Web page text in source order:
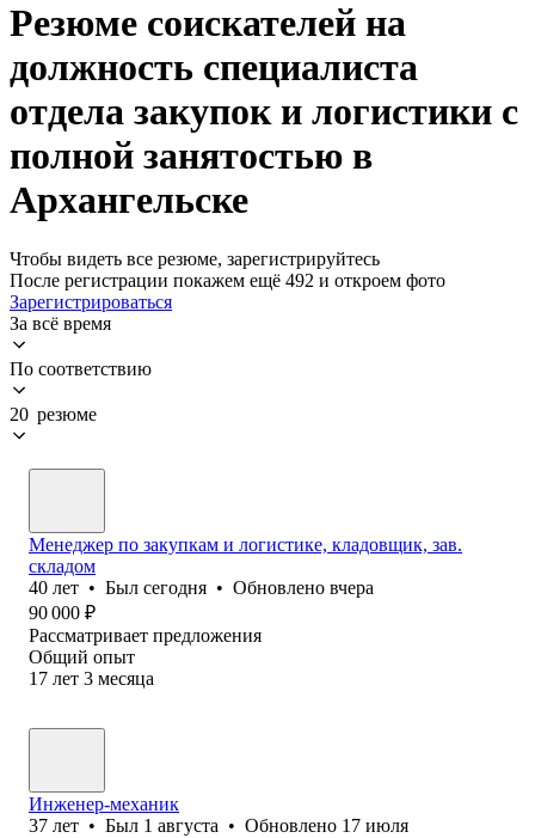
Резюме соискателей на
должность специалиста
отдела закупок и логистики с
полной занятостью в
Архангельске
Чтобы видеть все резюме, зарегистрируйтесь
После регистрации покажем ещё 492 и откроем фото
Зарегистрироваться
За всё время
По соответствию
20 резюме
Менеджер по закупкам и логистике, кладовщик, зав.
складом
40 лет • Был сегодня • Обновлено вчера
90 000 ₽
Рассматривает предложения
Общий опыт
17 лет 3 месяца
Инженер-механик
37 лет • Был 1 августа • Обновлено 17 июля